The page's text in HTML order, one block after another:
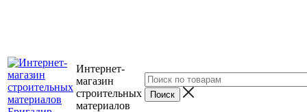
Интернет-
магазин
строительных
материалов